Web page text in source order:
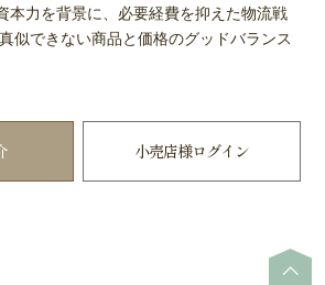
小売店様ログイン
本力を背景に、必要経費を抑えた物流戦
似できない商品と価格のグッドバランス